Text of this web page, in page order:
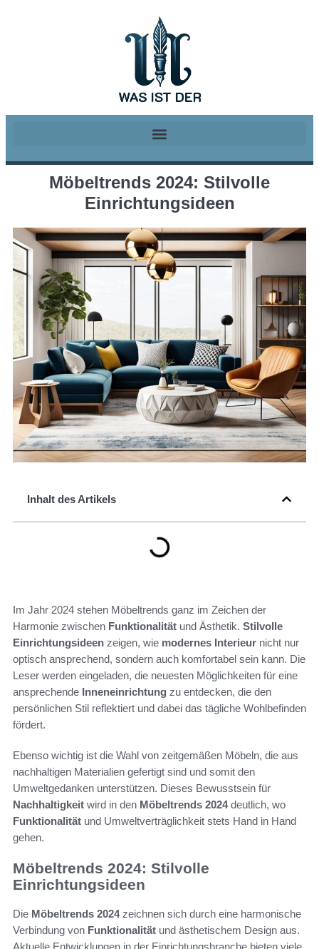
Möbeltrends 2024: Stilvolle
Einrichtungsideen
Inhalt des Artikels
Im Jahr 2024 stehen Möbeltrends ganz im Zeichen der
Harmonie zwischen Funktionalität und Ästhetik. Stilvolle
Einrichtungsideen zeigen, wie modernes Interieur nicht nur
optisch ansprechend, sondern auch komfortabel sein kann. Die
Leser werden eingeladen, die neuesten Möglichkeiten für eine
ansprechende Inneneinrichtung zu entdecken, die den
persönlichen Stil reflektiert und dabei das tägliche Wohlbefinden
fördert.
Ebenso wichtig ist die Wahl von zeitgemäßen Möbeln, die aus
nachhaltigen Materialien gefertigt sind und somit den
Umweltgedanken unterstützen. Dieses Bewusstsein für
Nachhaltigkeit wird in den Möbeltrends 2024deutlich, wo
Funktionalität und Umweltverträglichkeit stets Hand in Hand
gehen.
Möbeltrends 2024: Stilvolle
Einrichtungsideen
Die Möbeltrends 2024zeichnen sich durch eine harmonische
Verbindung von Funktionalität und ästhetischem Design aus.
Aktuelle Entwicklungen in der Einrichtungsbranche bieten viele